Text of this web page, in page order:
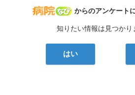
病院なび
からのアンケート
知りたい情報は見つかり
はい